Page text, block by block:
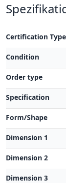
Certification Type
Condition
Order type
Specification
Form/Shape
Dimension 1
Dimension 2
Dimension 3